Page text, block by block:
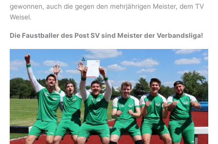
gewonnen, auch die gegen den mehrjährigen Meister, dem TV
Weisel.
Die Faustballer des Post SV sind Meister der Verbandsliga!